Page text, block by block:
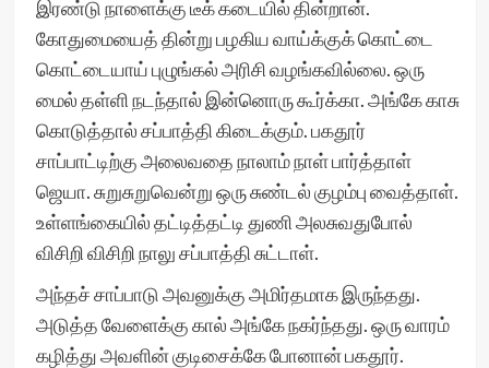
இரண்டு நாளைக்கு டீக் கடையில் தின்றான்.
கோதுமையைத் தின்று பழகிய வாய்க்குக் கொட்டை
கொட்டையாய் புழுங்கல் அரிசி வழங்கவில்லை. ஒரு
மைல் தள்ளி நடந்தால் இன்னொரு கூர்க்கா. அங்கே காசு
கொடுத்தால் சப்பாத்தி கிடைக்கும். பகதூர்
சாப்பாட்டிற்கு அலைவதை நாலாம் நாள் பார்த்தாள்
ஜெயா. சுறுசுறுவென்று ஒரு சுண்டல் குழம்பு வைத்தாள்.
உள்ளங்கையில் தட்டித்தட்டி துணி அலசுவதுபோல்
விசிறி விசிறி நாலு சப்பாத்தி சுட்டாள்.
அந்தச் சாப்பாடு அவனுக்கு அமிர்தமாக இருந்தது.
அடுத்த வேளைக்கு கால் அங்கே நகர்ந்தது. ஒரு வாரம்
கழித்து அவளின் குடிசைக்கே போனான் பகதூர்.